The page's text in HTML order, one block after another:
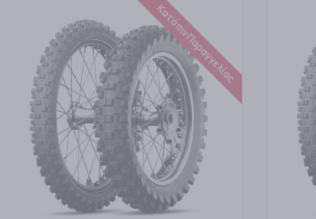
Κατόπιν Παραγγελίας